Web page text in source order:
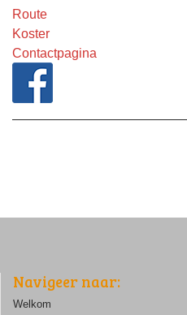
Route
Koster
Contactpagina
Navigeer naar:
Welkom